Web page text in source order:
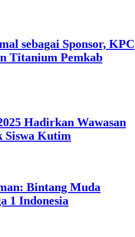
sebagai Sponsor, KPC
Titanium Pemkab
Hadirkan Wawasan
Siswa Kutim
Bintang Muda
1 Indonesia